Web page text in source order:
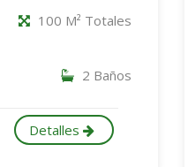
100 M² Totales
2 Baños
Detalles